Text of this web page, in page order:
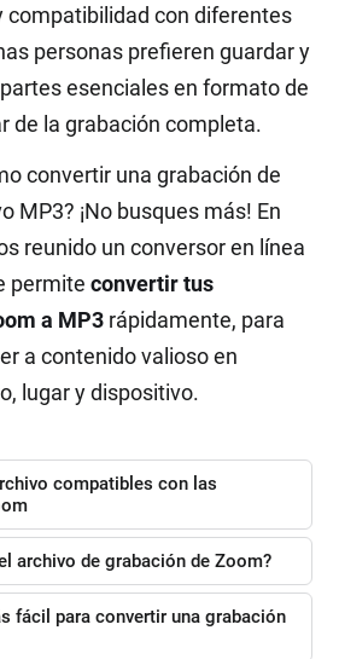
compatibilidad con diferentes
personas prefieren guardar y
esenciales en formato de
de la grabación completa.
convertir una grabación de
MP3? ¡No busques más! En
reunido un conversor en línea
permiteconvertir tus
a MP3 rápidamente, para
a contenido valioso en
lugar y dispositivo.
compatibles con las
archivo de grabación de Zoom?
fácil para convertir una grabación